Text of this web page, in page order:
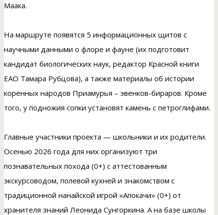
Маака.
На маршруте появятся 5 информационных щитов с
научными данными о флоре и фауне (их подготовит
кандидат биологических наук, редактор Красной книги
ЕАО Тамара Рубцова), а также материалы об истории
коренных народов Приамурья – эвенков-бираров. Кроме
того, у подножия сопки установят камень с петроглифами.
Главные участники проекта — школьники и их родители.
Осенью 2026 года для них организуют три
познавательных похода (0+) с аттестованным
экскурсоводом, полевой кухней и знакомством с
традиционной нанайской игрой «Апокачи» (0+) от
хранителя знаний Леонида Сунгоркина. А на базе школы